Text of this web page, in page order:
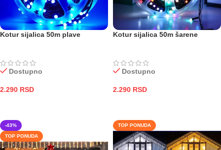
Kotur sijalica 50m plave
Dostupno
2.290 RSD
Kotur sijalica 50m šarene
Dostupno
2.290 RSD
-43%
TOP PONUDA
TOP PONUDA